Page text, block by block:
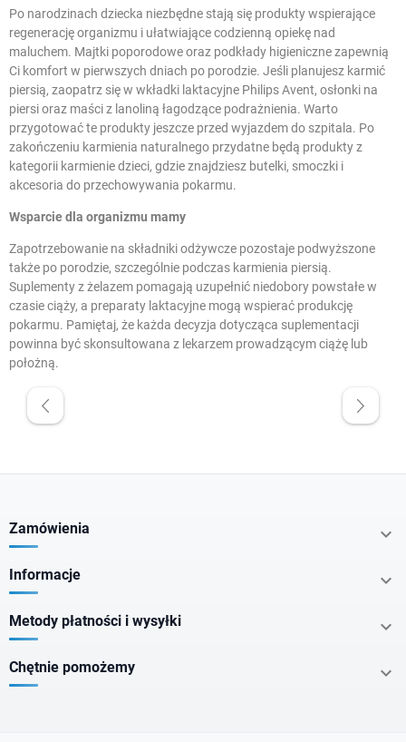
Promocje
Cena
zł zł
Po narodzinach dziecka niezbędne stają się produkty wspierające
regenerację organizmu i ułatwiające codzienną opiekę nad
maluchem. Majtki poporodowe oraz podkłady higieniczne zapewnią
Ci komfort w pierwszych dniach po porodzie. Jeśli planujesz karmić
piersią, zaopatrz się w wkładki laktacyjne Philips Avent, osłonki na
piersi oraz maści z lanoliną łagodzące podrażnienia. Warto
przygotować te produkty jeszcze przed wyjazdem do szpitala. Po
zakończeniu karmienia naturalnego przydatne będą produkty z
kategorii karmienie dzieci, gdzie znajdziesz butelki, smoczki i
akcesoria do przechowywania pokarmu.
Wsparcie dla organizmu mamy
Zapotrzebowanie na składniki odżywcze pozostaje podwyższone
także po porodzie, szczególnie podczas karmienia piersią.
Suplementy zżelazem pomagają uzupełnić niedobory powstałe w
czasie ciąży, a preparaty laktacyjne mogą wspierać produkcję
pokarmu. Pamiętaj, że każda decyzja dotycząca suplementacji
powinna być skonsultowana z lekarzem prowadzącym ciążę lub
położną.
Zamówienia 
Informacje 
Metody płatności i wysyłki 
Chętnie pomożemy 